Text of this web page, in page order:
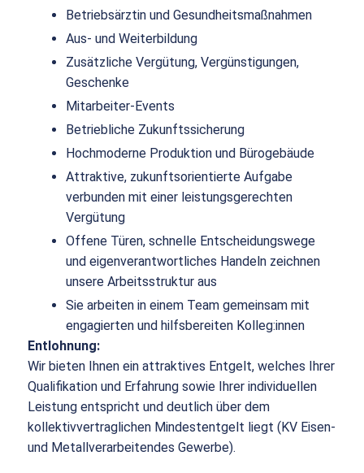
Betriebsärztin und Gesundheitsmaßnahmen
Aus- und Weiterbildung
Zusätzliche Vergütung, Vergünstigungen,
Geschenke
Mitarbeiter-Events
Betriebliche Zukunftssicherung
Hochmoderne Produktion und Bürogebäude
Attraktive, zukunftsorientierte Aufgabe
verbunden mit einer leistungsgerechten
Vergütung
Offene Türen, schnelle Entscheidungswege
und eigenverantwortliches Handeln zeichnen
unsere Arbeitsstruktur aus
Sie arbeiten in einem Team gemeinsam mit
engagierten und hilfsbereiten Kolleg:innen
Entlohnung:
Wir bieten Ihnen ein attraktives Entgelt, welches Ihrer
Qualifikation und Erfahrung sowie Ihrer individuellen
Leistung entspricht und deutlich über dem
kollektivvertraglichen Mindestentgelt liegt (KV Eisen-
und Metallverarbeitendes Gewerbe).